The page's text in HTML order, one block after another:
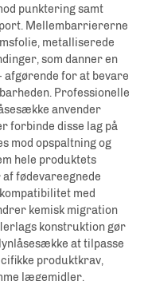
punktering samt
Mellembarriererne
metalliserede
som danner en
for at bevare
Professionelle
anvender
forbinde disse lag på
mod opspaltning og
hele produktets
fødevareegnede
med
kemisk migration
konstruktion gør
at tilpasse
produktkrav,
lægemidler,